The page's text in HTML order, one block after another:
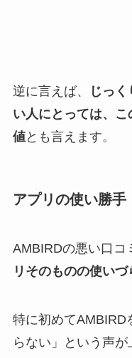
逆に言えば、
じっ
い人にとっては、
値とも言えます。
アプリの使い勝
AMBIRDの悪い口コ
リそのものの使いづ
特に初めてAMBIRD
らない」という声が